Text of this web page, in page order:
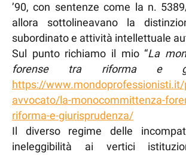
’90, con sentenze come la n.
allora sottolineavano la
subordinato e attività intellettuale
Sul punto richiamo il mio “La
forense tra riforma e
https://www.mondoprofessionisti.it/
avvocato/la-monocommittenza-
riforma-e-giurisprudenza/
Il diverso regime delle
ineleggibilità ai vertici